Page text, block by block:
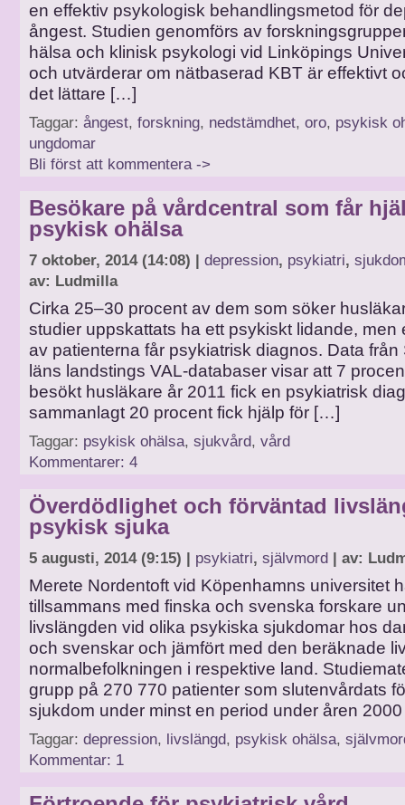
en effektiv psykologisk behandlingsmetod för
ångest. Studien genomförs av
hälsa och klinisk psykologi vid Linköpings
och utvärderar om nätbaserad KBT är effektivt
det lättare […]
Taggar: ångest, forskning, nedstämdhet, oro, psykisk
ungdomar
Bli först att kommentera ->
Besökare på vårdcentral som får
psykisk ohälsa
7 oktober, 2014 (14:08) | depression, psykiatri,
av: Ludmilla
Cirka 25–30 procent av dem som söker
studier uppskattats ha ett psykiskt lidande, men
av patienterna får psykiatrisk diagnos. Data från
läns landstings VAL-databaser visar att 7
besökt husläkare år 2011 fick en psykiatrisk
sammanlagt 20 procent fick hjälp för […]
Taggar: psykisk ohälsa, sjukvård, vård
Kommentarer: 4
Överdödlighet och förväntad
psykisk sjuka
5 augusti, 2014 (9:15) | psykiatri, självmord | av:
Merete Nordentoft vid Köpenhamns universitet
tillsammans med finska och svenska forskare
livslängden vid olika psykiska sjukdomar hos
och svenskar och jämfört med den beräknade
normalbefolkningen i respektive land.
grupp på 270 770 patienter som slutenvårdats
sjukdom under minst en period under åren
Taggar: depression, livslängd, psykisk ohälsa,
Kommentar: 1